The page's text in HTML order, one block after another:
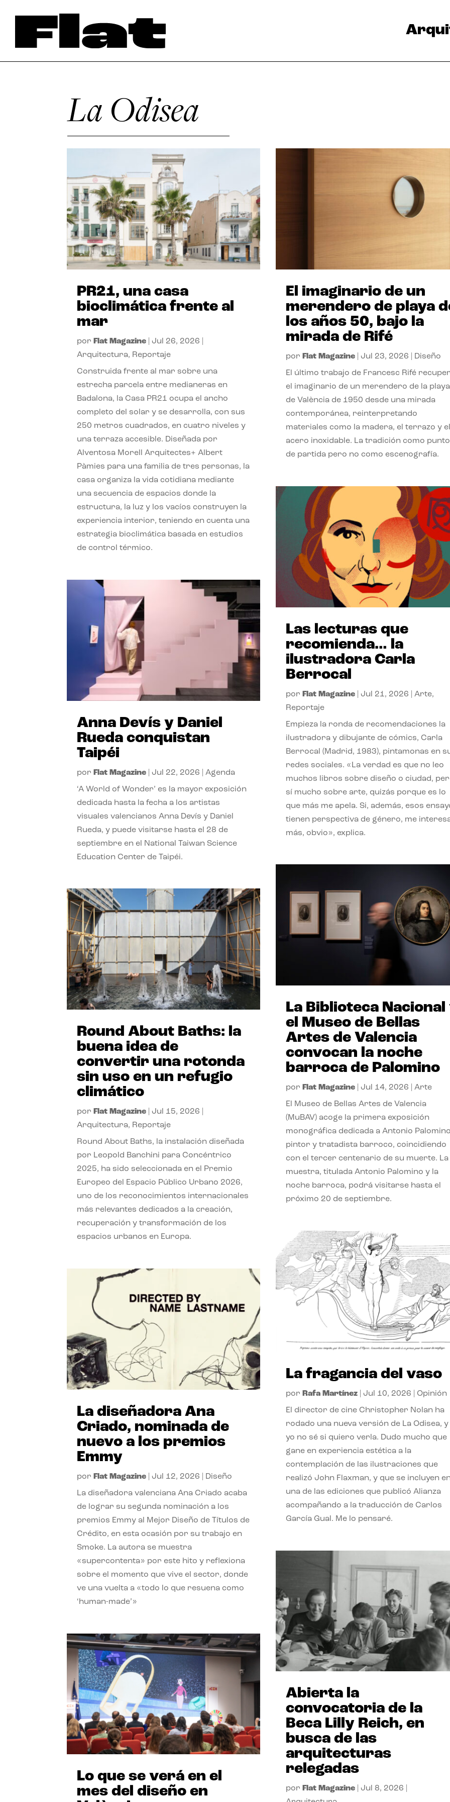
La Odisea
PR21, una casa
bioclimática frente al
mar
por Flat Magazine Jul 26, 2026
Arquitectura, Reportaje
Construida frente al mar sobre una
estrecha parcela entre medianeras en
Badalona, la Casa PR21 ocupa el ancho
completo del solar y se desarrolla, con sus
250 metros cuadrados, en cuatro niveles y
una terraza accesible. Diseñada por
Alventosa Morell Arquitectes+ Albert
Pàmies para una familia de tres personas, la
casa organiza la vida cotidiana mediante
una secuencia de espacios donde la
estructura, la luz y los vacíos construyen la
experiencia interior, teniendo en cuenta una
estrategia bioclimática basada en estudios
de control térmico.
Anna Devís y Daniel
Rueda conquistan
Taipéi
por Flat Magazine Jul 22, 2026 |Agenda
‘A World of Wonder’ es la mayor exposición
dedicada hasta la fecha a los artistas
visuales valencianos Anna Devís y Daniel
Rueda, y puede visitarse hasta el 28 de
septiembre en el National Taiwan Science
Education Center de Taipéi.
Round About Baths: la
buena idea de
convertir una rotonda
sin uso en un refugio
climático
por Flat Magazine Jul 15, 2026
Arquitectura, Reportaje
Round About Baths, la instalación diseñada
por Leopold Banchini para Concéntrico
2025, ha sido seleccionada en el Premio
Europeo del Espacio Público Urbano 2026,
uno de los reconocimientos internacionales
más relevantes dedicados a la creación,
recuperación y transformación de los
espacios urbanos en Europa.
La diseñadora Ana
Criado, nominada de
nuevo a los premios
Emmy
por Flat Magazine Jul 12, 2026 Diseño
La diseñadora valenciana Ana Criado acaba
de lograr su segunda nominación a los
premios Emmy al Mejor Diseño de Títulos de
Crédito, en esta ocasión por su trabajo en
Smoke. La autora se muestra
«supercontenta» por este hito y reflexiona
sobre el momento que vive el sector, donde
ve una vuelta a «todo lo que resuena como
‘human-made’»
Lo que se verá en el
mes del diseño en
El imaginario de un
merendero de playa
los años 50, bajo la
mirada de Rifé
por Flat Magazine| Jul 23, 2026 Diseño
El último trabajo de Francesc Rifé
el imaginario de un merendero de la playa
de València de 1950 desde una mirada
contemporánea, reinterpretando
materiales como la madera, el terrazo y el
acero inoxidable. La tradición como punto
de partida pero no como escenografía.
Las lecturas que
recomienda… la
ilustradora Carla
Berrocal
por Flat Magazine| Jul 21, 2026 Arte,
Reportaje
Empieza la ronda de recomendaciones la
ilustradora y dibujante de cómics, Carla
Berrocal (Madrid, 1983), pintamonas en
redes sociales. «La verdad es que no leo
muchos libros sobre diseño o ciudad,
sí mucho sobre arte, quizás porque es lo
que más me apela. Si, además, esos
tienen perspectiva de género, me
más, obvio», explica.
La Biblioteca Nacional
el Museo de Bellas
Artes de Valencia
convocan la noche
barroca de Palomino
por Flat Magazine| Jul 14, 2026 Arte
El Museo de Bellas Artes de Valencia
(MuBAV) acoge la primera exposición
monográfica dedicada a Antonio
pintor y tratadista barroco, coincidiendo
con el tercer centenario de su muerte. La
muestra, titulada Antonio Palomino y la
noche barroca, podrá visitarse hasta el
próximo 20 de septiembre.
La fragancia del vaso
por Rafa Martínez| Jul 10, 2026 Opinión
El director de cine Christopher Nolan ha
rodado una nueva versión de La Odisea, y
yo no sé si quiero verla. Dudo mucho que
gane en experiencia estética a la
contemplación de las ilustraciones que
realizó John Flaxman, y que se incluyen
una de las ediciones que publicó Alianza
acompañando a la traducción de Carlos
García Gual. Me lo pensaré.
Abierta la
convocatoria de la
Beca Lilly Reich, en
busca de las
arquitecturas
relegadas
por Flat Magazine| Jul 8, 2026